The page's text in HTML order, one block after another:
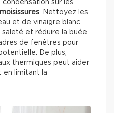
condensation sur les
moisissures . Nettoyez les
et de vinaigre blanc
et réduire la buée.
de fenêtres pour
De plus,
thermiques peut aider
en limitant la